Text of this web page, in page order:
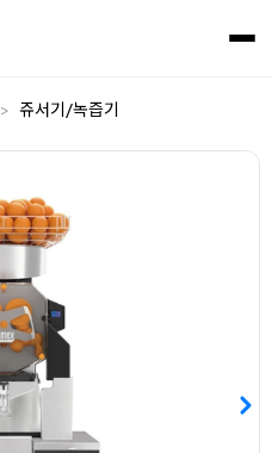
쥬서기/녹즙기